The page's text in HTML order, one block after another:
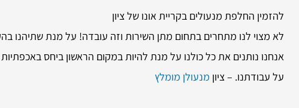
להזמין החלפת מנעולים בקריית אונו של ציון
לא מצוי לנו מתחרים בתחום מתן השירות וזה עובדה! על מנת שתיהנו
אנחנו נותנים את כל כולנו על מנת להיות במקום הראשון ביחס
על עבודתנו. – ציון מנעולן מומלץ